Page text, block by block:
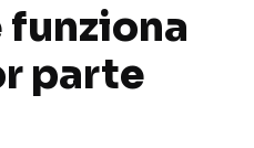
funziona
parte